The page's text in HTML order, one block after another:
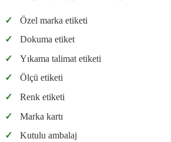
✓
Özel marka etiketi
✓
Dokuma etiket
✓
Yıkama talimat etiketi
✓
Ölçü etiketi
✓
Renk etiketi
✓
Marka kartı
✓
Kutulu ambalaj